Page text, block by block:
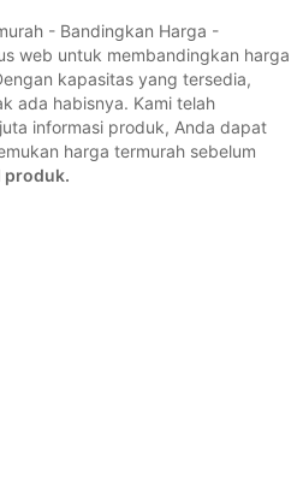
- Bandingkan Harga -
web untuk membandingkan harga
kapasitas yang tersedia,
ada habisnya. Kami telah
informasi produk, Anda dapat
harga termurah sebelum
produk.